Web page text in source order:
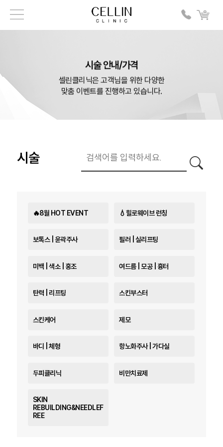
시술 안내/가격
셀린클리닉은 고객님을 위한 다양한
맞춤 이벤트를 진행하고 있습니다.
시술
🔥8월 HOT EVENT 💧힐로웨이브 런칭
보톡스 | 윤곽주사 필러 | 실리프팅
미백 | 색소 | 홍조 여드름 | 모공 | 흉터
탄력 | 리프팅 스킨부스터
스킨케어 제모
바디 | 체형 항노화주사 | 가다실
두피클리닉 비만치료제
SKIN
REBUILDING&NEEDLEF
REE